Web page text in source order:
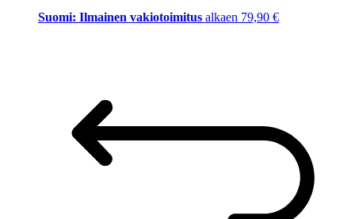
Suomi: Ilmainen vakiotoimitus alkaen 79,90 €